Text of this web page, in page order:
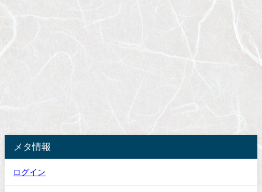
メタ情報
ログイン